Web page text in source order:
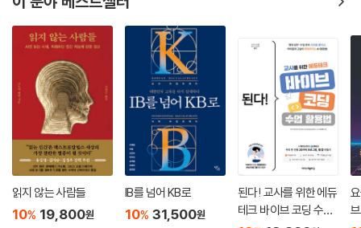
읽지 않는 사람들
10% 19,800원
IB를 넘어 KB로
10% 31,500원
된다! 교사를 위한 에듀
테크 바이브 코딩 수업